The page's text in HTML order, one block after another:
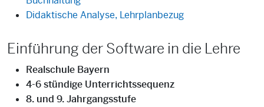
Didaktische Analyse, Lehrplanbezug
Einführung der Software in die Lehre
Realschule Bayern
4-6 stündige Unterrichtssequenz
8. und 9. Jahrgangsstufe